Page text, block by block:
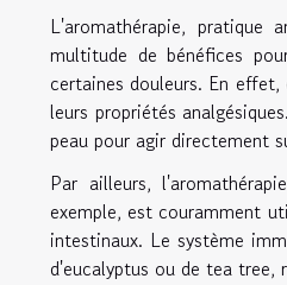
L'aromathérapie, pratique
multitude de bénéfices
certaines douleurs. En
leurs propriétés
peau pour agir directement
Par ailleurs,
exemple, est couramment
intestinaux. Le système
d'eucalyptus ou de tea tree,